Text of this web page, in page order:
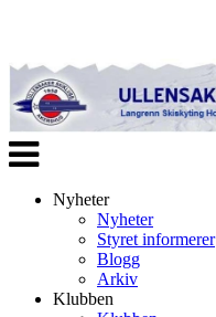
Veksle
navigasjon
Nyheter
Nyheter
Styret informerer
Blogg
Arkiv
Klubben